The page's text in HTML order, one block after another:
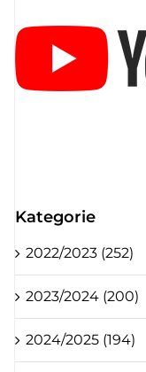
Kategorie
2022/2023 (252)
2023/2024 (200)
2024/2025 (194)